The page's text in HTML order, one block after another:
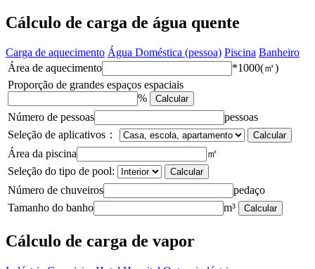
Cálculo de carga de água quente
Carga de aquecimento Água Doméstica (pessoa) Piscina Banheiro
Área de aquecimento
*1000(㎡)
Proporção de grandes espaços espaciais
%
Calcular
Número de pessoas
pessoas
Seleção de aplicativos：
Calcular
Área da piscina
㎡
Seleção do tipo de pool:
Calcular
Número de chuveiros
pedaço
Tamanho do banho
m³ Calcular
Cálculo de carga de vapor